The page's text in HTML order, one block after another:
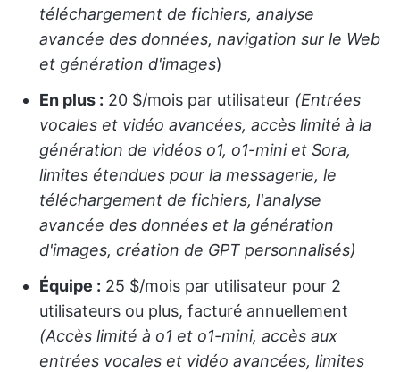
téléchargement de fichiers, analyse
avancée des données, navigation sur le Web
et génération d'images)
En plus : 20 $/mois par utilisateur (Entrées
vocales et vidéo avancées, accès limité à la
génération de vidéos o1, o1-mini et Sora,
limites étendues pour la messagerie, le
téléchargement de fichiers, l'analyse
avancée des données et la génération
d'images, création de GPT personnalisés)
Équipe : 25 $/mois par utilisateur pour 2
utilisateurs ou plus, facturé annuellement
(Accès limité à o1 et o1-mini, accès aux
entrées vocales et vidéo avancées, limites